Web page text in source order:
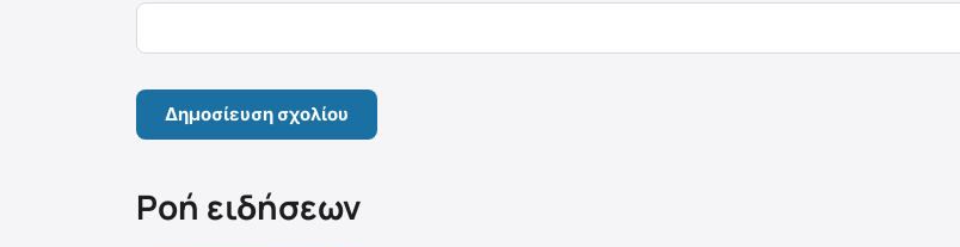
Ροή ειδήσεων